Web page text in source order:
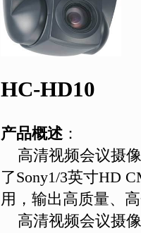
HC-HD10
产品概述：
高清视频会议摄
了Sony1/3英寸HD
用，输出高质量、
高清视频会议摄